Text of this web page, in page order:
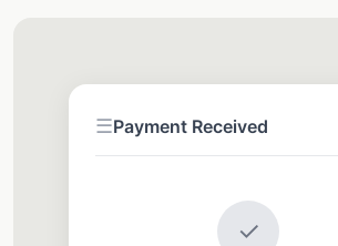
☰Payment Received
✓